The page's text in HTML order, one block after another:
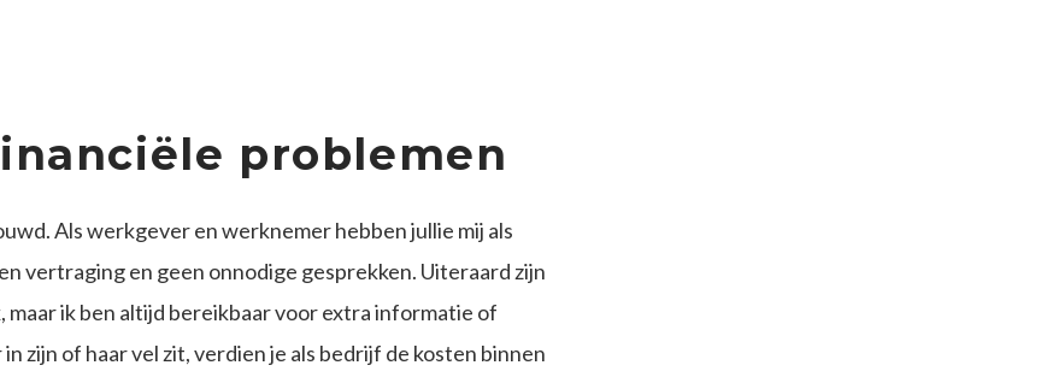
problemen
Als werkgever en werknemer hebben jullie mij als
vertraging en geen onnodige gesprekken. Uiteraard zijn
ik ben altijd bereikbaar voor extra informatie of
zijn of haar vel zit, verdien je als bedrijf de kosten binnen